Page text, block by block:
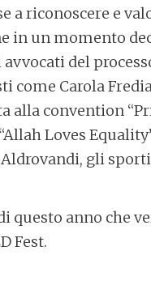
a riconoscere e
in un momento
del
come Carola
alla convention
Loves
gli
questo anno che
Fest.